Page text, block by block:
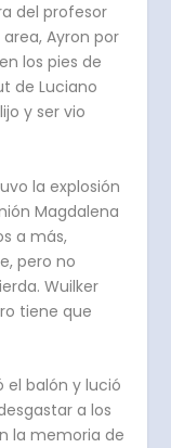
del profesor
Ayron por
los pies de
de Luciano
y ser vio
la explosión
Magdalena
a más,
pero no
Wuilker
tiene que
el balón y lució
a los
la memoria de